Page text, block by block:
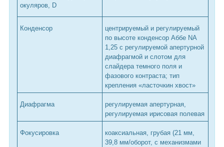
окуляров, D
Конденсор
центрируемый и регулируемый
по высоте конденсор Аббе NA
1,25 с регулируемой апертурной
диафрагмой и слотом для
слайдера темного поля и
фазового контраста; тип
крепления «ласточкин хвост»
Диафрагма
регулируемая апертурная,
регулируемая ирисовая полевая
Фокусировка
коаксиальная, грубая (21 мм,
39,8 мм/оборот, с механизмами